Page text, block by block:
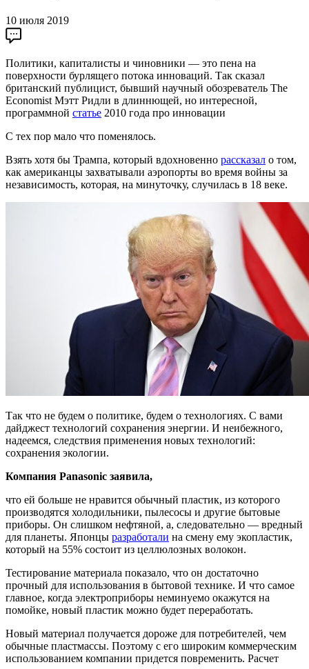
10 июля 2019
Политики, капиталисты и чиновники — это пена на
поверхности бурлящего потока инноваций. Так сказал
британский публицист, бывший научный обозреватель The
Economist Мэтт Ридли в длиннющей, но интересной,
программной статье 2010 года про инновации
С тех пор мало что поменялось.
Взять хотя бы Трампа, который вдохновенно рассказал о том,
как американцы захватывали аэропорты во время войны за
независимость, которая, на минуточку, случилась в 18 веке.
Так что не будем о политике, будем о технологиях. С вами
дайджест технологий сохранения энергии. И неибежного,
надеемся, следствия применения новых технологий:
сохранения экологии.
Компания Panasonic заявила,
что ей больше не нравится обычный пластик, из которого
производятся холодильники, пылесосы и другие бытовые
приборы. Он слишком нефтяной, а, следовательно — вредный
для планеты. Японцы разработали на смену ему экопластик,
который на 55% состоит из целлюлозных волокон.
Тестирование материала показало, что он достаточно
прочный для использования в бытовой технике. И что самое
главное, когда электроприборы неминуемо окажутся на
помойке, новый пластик можно будет переработать.
Новый материал получается дороже для потребителей, чем
обычные пластмассы. Поэтому с его широким коммерческим
использованием компании придется повременить. Расчет